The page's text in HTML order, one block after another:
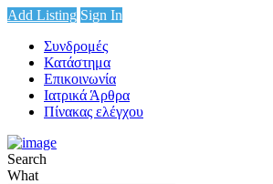
Add Listing Sign In
Συνδρομές
Κατάστημα
Επικοινωνία
Ιατρικά Άρθρα
Πίνακας ελέγχου
Search
What